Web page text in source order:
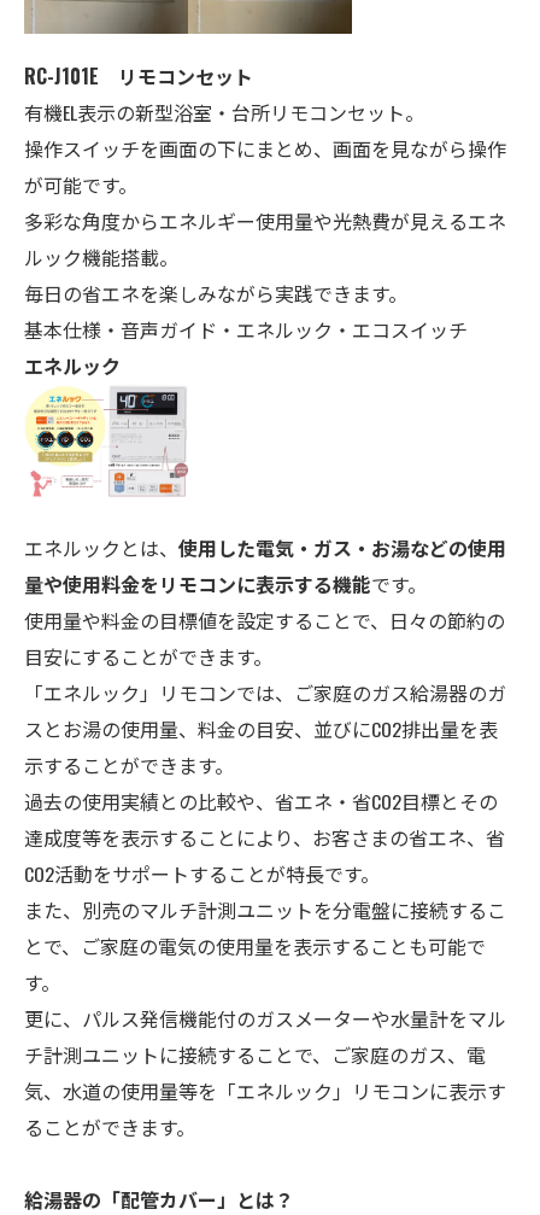
RC-J101E リモコンセット
有機EL表示の新型浴室・台所リモコンセット。
操作スイッチを画面の下にまとめ、画面を見ながら操作
が可能です。
多彩な角度からエネルギー使用量や光熱費が見えるエネ
ルック機能搭載。
毎日の省エネを楽しみながら実践できます。
基本仕様・音声ガイド・エネルック・エコスイッチ
エネルック
エネルックとは、 使用した電気・ガス・お湯などの使用
量や使用料金をリモコンに表示する機能です。
使用量や料金の目標値を設定することで、日々の節約の
目安にすることができます。
「エネルック」リモコンでは、ご家庭のガス給湯器のガ
スとお湯の使用量、料金の目安、並びにCO2排出量を表
示することができます。
過去の使用実績との比較や、省エネ・省CO2目標とその
達成度等を表示することにより、お客さまの省エネ、省
CO2活動をサポートすることが特長です。
また、別売のマルチ計測ユニットを分電盤に接続するこ
とで、ご家庭の電気の使用量を表示することも可能で
す。
更に、パルス発信機能付のガスメーターや水量計をマル
チ計測ユニットに接続することで、ご家庭のガス、電
気、水道の使用量等を「エネルック」リモコンに表示す
ることができます。
給湯器の「配管カバー」とは？